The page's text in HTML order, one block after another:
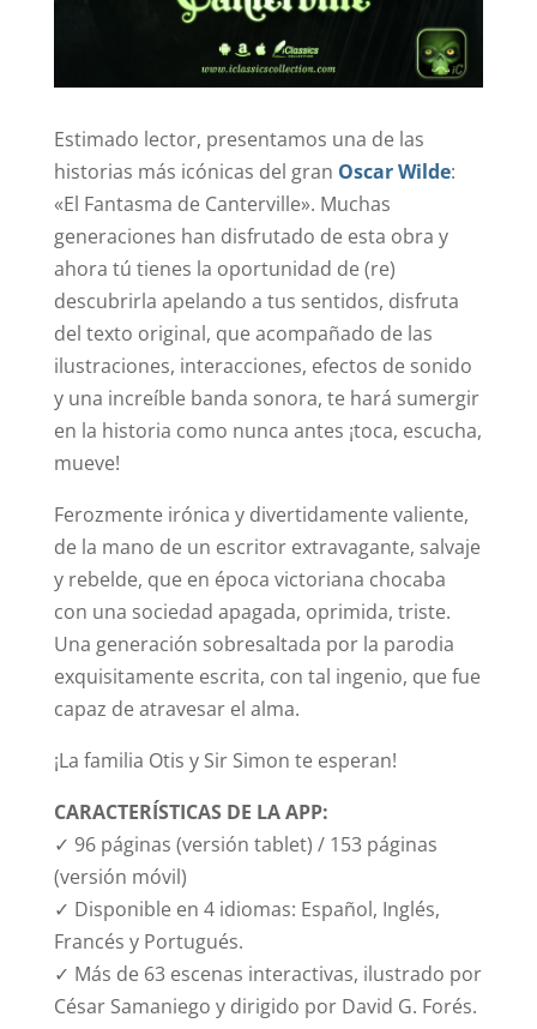
Estimado lector, presentamos una de las
historias más icónicas del gran Oscar Wilde:
«El Fantasma de Canterville». Muchas
generaciones han disfrutado de esta obra y
ahora tú tienes la oportunidad de (re)
descubrirla apelando a tus sentidos, disfruta
del texto original, que acompañado de las
ilustraciones, interacciones, efectos de sonido
y una increíble banda sonora, te hará sumergir
en la historia como nunca antes ¡toca, escucha,
mueve!
Ferozmente irónica y divertidamente valiente,
de la mano de un escritor extravagante, salvaje
y rebelde, que en época victoriana chocaba
con una sociedad apagada, oprimida, triste.
Una generación sobresaltada por la parodia
exquisitamente escrita, con tal ingenio, que fue
capaz de atravesar el alma.
¡La familia Otis y Sir Simon te esperan!
CARACTERÍSTICAS DE LA APP:
✓ 96 páginas (versión tablet) / 153 páginas
(versión móvil)
✓ Disponible en 4 idiomas: Español, Inglés,
Francés y Portugués.
✓ Más de 63 escenas interactivas, ilustrado por
César Samaniego y dirigido por David G. Forés.